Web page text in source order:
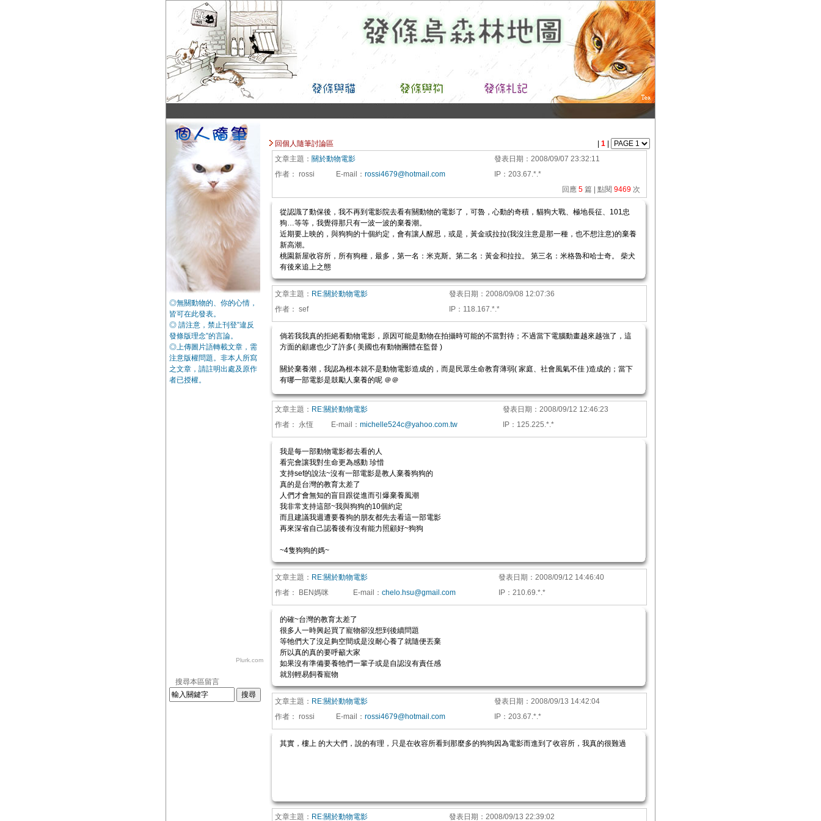
◎無關動物的、你的心情，
皆可在此發表。
◎ 請注意，禁止刊登”違反
發條版理念”的言論。
◎上傳圖片語轉載文章，需
注意版權問題。非本人所寫
之文章，請註明出處及原作
者已授權。
Plurk.com
搜尋本區留言
回個人隨筆討論區 1
文章主題： 關於動物電影 發表日期： 2008/09/07 23:32:11
作者： rossi E-mail ： rossi4679@hotmail.com IP ： 203.67.*.*
回應 5 篇 | 點閱 9469 次
從認識了動保後，我不再到電影院去看有關動物的電影了，可魯，心動的奇積，貓狗大戰、極地長征、101忠
狗…等等，我覺得那只有一波一波的棄養潮。
近期要上映的，與狗狗的十個約定，會有讓人醒思，或是，黃金或拉拉(我沒注意是那一種，也不想注意)的棄養
新高潮。
桃園新屋收容所，所有狗種，最多，第一名：米克斯。第二名：黃金和拉拉。 第三名：米格魯和哈士奇。 柴犬
有後來追上之態
文章主題： RE:關於動物電影 發表日期： 2008/09/08 12:07:36
作者： sef IP ： 118.167.*.*
倘若我我真的拒絕看動物電影，原因可能是動物在拍攝時可能的不當對待；不過當下電腦動畫越來越強了，這
方面的顧慮也少了許多( 美國也有動物團體在監督 )
關於棄養潮，我認為根本就不是動物電影造成的，而是民眾生命教育薄弱( 家庭、社會風氣不佳 )造成的；當下
有哪一部電影是鼓勵人棄養的呢 ＠＠
文章主題： RE:關於動物電影 發表日期： 2008/09/12 12:46:23
作者：
永恆 E-mail ： michelle524c@yahoo.com.tw IP ： 125.225.*.*
我是每一部動物電影都去看的人
看完會讓我對生命更為感動 珍惜
支持sef的說法~沒有一部電影是教人棄養狗狗的
真的是台灣的教育太差了
人們才會無知的盲目跟從進而引爆棄養風潮
我非常支持這部~我與狗狗的10個約定
而且建議我週遭要養狗的朋友都先去看這一部電影
再來深省自己認養後有沒有能力照顧好~狗狗
~4隻狗狗的媽~
文章主題： RE:關於動物電影 發表日期： 2008/09/12 14:46:40
作者：
BEN媽咪 E-mail ： chelo.hsu@gmail.com IP ： 210.69.*.*
的確~台灣的教育太差了
很多人一時興起買了寵物卻沒想到後續問題
等牠們大了沒足夠空間或是沒耐心養了就隨便丟棄
所以真的真的要呼籲大家
如果沒有準備要養牠們一輩子或是自認沒有責任感
就別輕易飼養寵物
文章主題： RE:關於動物電影 發表日期： 2008/09/13 14:42:04
作者： rossi E-mail ： rossi4679@hotmail.com IP ： 203.67.*.*
其實，樓上 的大大們，說的有理，只是在收容所看到那麼多的狗狗因為電影而進到了收容所，我真的很難過
文章主題： RE:關於動物電影 發表日期： 2008/09/13 22:39:02